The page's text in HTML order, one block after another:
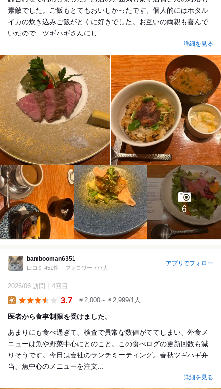
素敵でした。ご飯もとてもおいしかったです。個人的にはホタル
イカの炊き込みご飯がとくに好きでした。お互いの両親も喜んで
いたので、ツギハギさんにし...
詳細を見る
6
bambooman6351
口コミ 451件 フォロワー 777人
アプリでフォロー
2026/06 訪問 4回目
3.7 ￥2,000～￥2,999/1人
医者から食事制限を受けました。
あまりにも食べ過ぎて、検査で異常な数値がててしまい、外食メ
ニューは魚や野菜中心にとのこと。この食べログの更新回数も減
りそうです。今日は会社のランチミーティング。春秋ツギハギ弁
当、魚中心のメニューを注文...
詳細を見る